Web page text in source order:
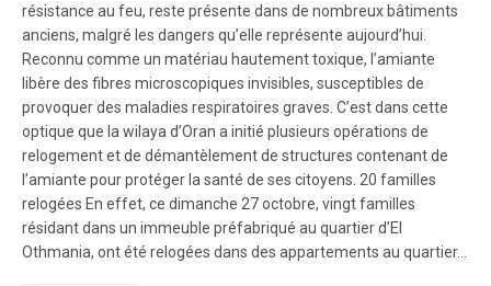
résistance au feu, reste présente dans de nombreux bâtiments
anciens, malgré les dangers qu’elle représente aujourd’hui.
Reconnu comme un matériau hautement toxique, l’amiante
libère des fibres microscopiques invisibles, susceptibles de
provoquer des maladies respiratoires graves. C’est dans cette
optique que la wilaya d’Oran a initié plusieurs opérations de
relogement et de démantèlement de structures contenant de
l’amiante pour protéger la santé de ses citoyens. 20 familles
relogées En effet, ce dimanche 27 octobre, vingt familles
résidant dans un immeuble préfabriqué au quartier d’El
Othmania, ont été relogées dans des appartements au quartier…